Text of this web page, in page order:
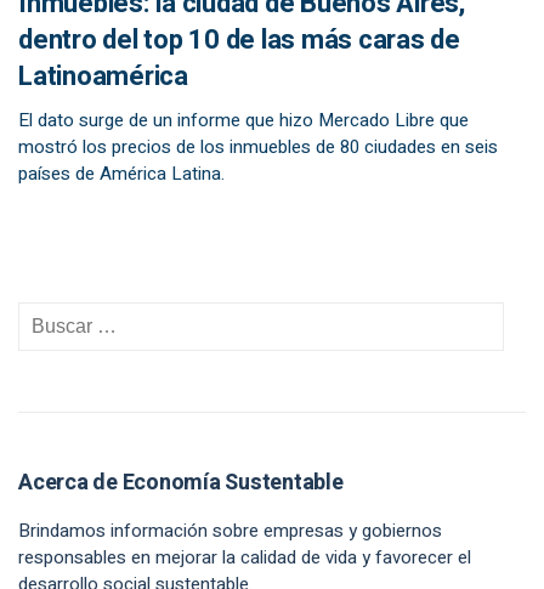
dentro del top 10 de las más caras de
Latinoamérica
El dato surge de un informe que hizo Mercado Libre que
mostró los precios de los inmuebles de 80 ciudades en seis
países de América Latina.
Acerca de Economía Sustentable
Brindamos información sobre empresas y gobiernos
responsables en mejorar la calidad de vida y favorecer el